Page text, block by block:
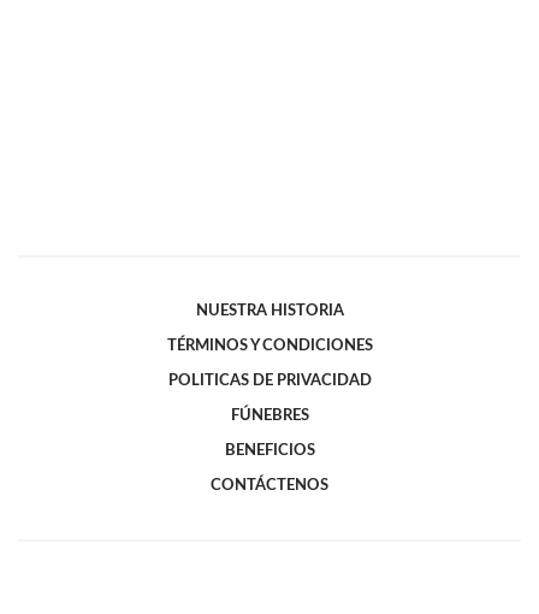
NUESTRA HISTORIA
TÉRMINOS Y CONDICIONES
POLITICAS DE PRIVACIDAD
FÚNEBRES
BENEFICIOS
CONTÁCTENOS